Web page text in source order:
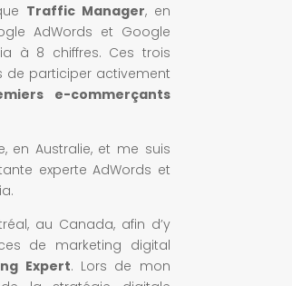
Traffic Manager, en
AdWords et Google
à 8 chiffres. Ces trois
de participer activement
e-commerçants
en Australie, et me suis
experte AdWords et
au Canada, afin d’y
de marketing digital
Expert. Lors de mon